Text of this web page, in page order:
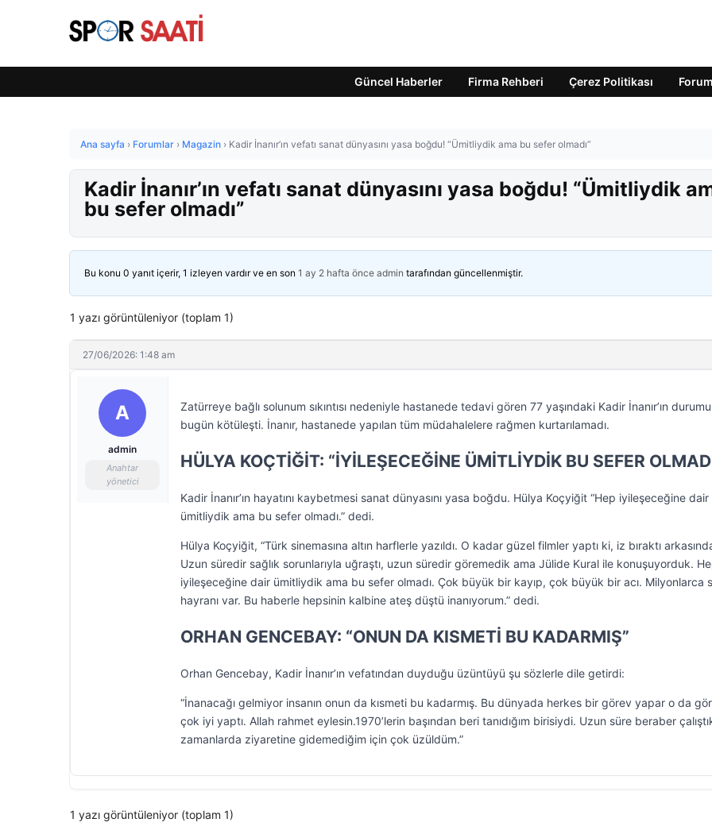
Güncel Haberler Firma Rehberi Çerez Politikası Forum
Ana sayfa › Forumlar › Magazin › Kadir İnanır’ın vefatı sanat dünyasını yasa boğdu! “Ümitliydik ama bu sefer olmadı”
Kadir İnanır’ın vefatı sanat dünyasını yasa boğdu! “Ümitliydik
bu sefer olmadı”
Bu konu 0 yanıt içerir, 1 izleyen vardır ve en son 1 ay 2 hafta önce admin tarafından güncellenmiştir.
1 yazı görüntüleniyor (toplam 1)
27/06/2026: 1:48 am
A
admin
Anahtar
yönetici
Zatürreye bağlı solunum sıkıntısı nedeniyle hastanede tedavi gören 77 yaşındaki Kadir İnanır’ın durumu
bugün kötüleşti. İnanır, hastanede yapılan tüm müdahalelere rağmen kurtarılamadı.
HÜLYA KOÇTİĞİT: “İYİLEŞECEĞİNE ÜMİTLİYDİK BU SEFER
Kadir İnanır’ın hayatını kaybetmesi sanat dünyasını yasa boğdu. Hülya Koçyiğit “Hep iyileşeceğine dair
ümitliydik ama bu sefer olmadı.” dedi.
Hülya Koçyiğit, “Türk sinemasına altın harflerle yazıldı. O kadar güzel filmler yaptı ki, iz bıraktı
Uzun süredir sağlık sorunlarıyla uğraştı, uzun süredir göremedik ama Jülide Kural ile konuşuyorduk.
iyileşeceğine dair ümitliydik ama bu sefer olmadı. Çok büyük bir kayıp, çok büyük bir acı. Milyonlarca
hayranı var. Bu haberle hepsinin kalbine ateş düştü inanıyorum.” dedi.
ORHAN GENCEBAY: “ONUN DA KISMETİ BU KADARMIŞ”
Orhan Gencebay, Kadir İnanır’ın vefatından duyduğu üzüntüyü şu sözlerle dile getirdi:
“İnanacağı gelmiyor insanın onun da kısmeti bu kadarmış. Bu dünyada herkes bir görev yapar o da
çok iyi yaptı. Allah rahmet eylesin.1970’lerin başından beri tanıdığım birisiydi. Uzun süre beraber
zamanlarda ziyaretine gidemediğim için çok üzüldüm.”
1 yazı görüntüleniyor (toplam 1)